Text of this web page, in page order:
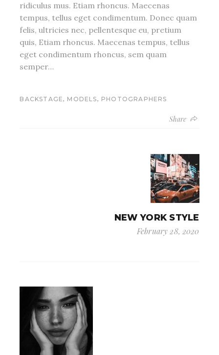
ridiculus mus. Etiam rhoncus. Maecenas
tempus, tellus eget condimentum. Donec quam
felis, ultricies nec, pellentesque eu, pretium
quis, Etiam rhoncus. Maecenas tempus, tellus
eget condimentum rhoncus, sem quam
semper…
BACKSTAGE, MODELS, PHOTOGRAPHERS
Share
NEW YORK STYLE
February 28, 2020